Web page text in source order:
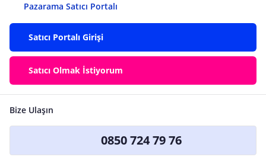
Pazarama Satıcı Portalı
Satıcı Portalı Girişi
Satıcı Olmak İstiyorum
Bize Ulaşın
0850 724 79 76